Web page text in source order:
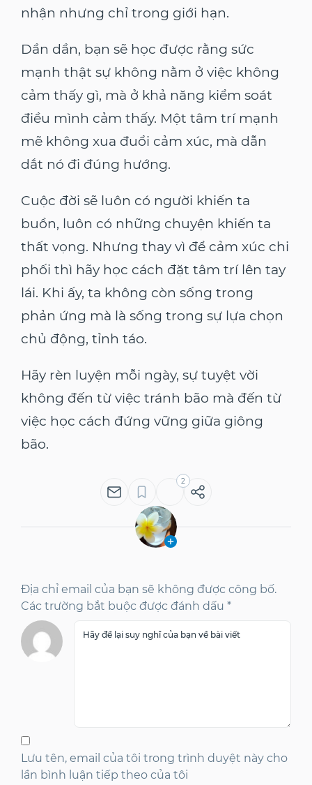
nhận nhưng chỉ trong giới hạn.
Dần dần, bạn sẽ học được rằng sức
mạnh thật sự không nằm ở việc không
cảm thấy gì, mà ở khả năng kiểm soát
điều mình cảm thấy. Một tâm trí mạnh
mẽ không xua đuổi cảm xúc, mà dẫn
dắt nó đi đúng hướng.
Cuộc đời sẽ luôn có người khiến ta
buồn, luôn có những chuyện khiến ta
thất vọng. Nhưng thay vì để cảm xúc chi
phối thì hãy học cách đặt tâm trí lên tay
lái. Khi ấy, ta không còn sống trong
phản ứng mà là sống trong sự lựa chọn
chủ động, tỉnh táo.
Hãy rèn luyện mỗi ngày, sự tuyệt vời
không đến từ việc tránh bão mà đến từ
việc học cách đứng vững giữa giông
bão.
2
Địa chỉ email của bạn sẽ không được công bố.
Các trường bắt buộc được đánh dấu *
Lưu tên, email của tôi trong trình duyệt này cho
lần bình luận tiếp theo của tôi